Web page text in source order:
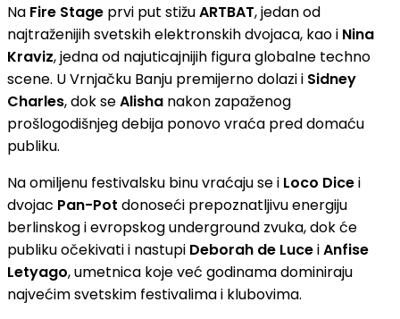
Na Fire Stage prvi put stižuARTBAT, jedan od
najtraženijih svetskih elektronskih dvojaca, kao i Nina
Kraviz, jedna od najuticajnijih figura globalne techno
scene. U Vrnjačku Banju premijerno dolazi i Sidney
Charles, dok seAlisha nakon zapaženog
prošlogodišnjeg debija ponovo vraća pred domaću
publiku.
Na omiljenu festivalsku binu vraćaju se i Loco Dicei
dvojac Pan-Pot donoseći prepoznatljivu energiju
berlinskog i evropskog underground zvuka, dok će
publiku očekivati i nastupi Deborah de LuceiAnfise
Letyago, umetnica koje već godinama dominiraju
najvećim svetskim festivalima i klubovima.